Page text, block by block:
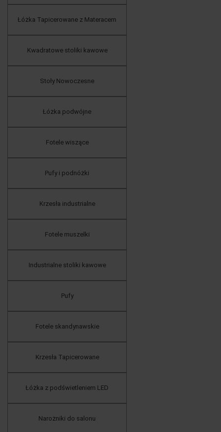
Łóżka Tapicerowane z Materacem
Kwadratowe stoliki kawowe
Stoły Nowoczesne
Łóżka podwójne
Fotele wiszące
Pufy i podnóżki
Krzesła industrialne
Fotele muszelki
Industrialne stoliki kawowe
Pufy
Fotele skandynawskie
Krzesła Tapicerowane
Łóżka z podświetleniem LED
Narożniki do salonu